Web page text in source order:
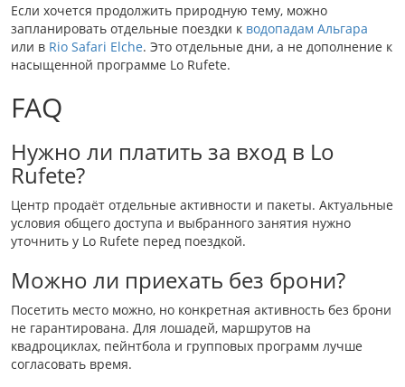
Если хочется продолжить природную тему, можно
запланировать отдельные поездки к водопадам Альгара
или в Rio Safari Elche. Это отдельные дни, а не дополнение к
насыщенной программе Lo Rufete.
FAQ
Нужно ли платить за вход в Lo
Rufete?
Центр продаёт отдельные активности и пакеты. Актуальные
условия общего доступа и выбранного занятия нужно
уточнить у Lo Rufete перед поездкой.
Можно ли приехать без брони?
Посетить место можно, но конкретная активность без брони
не гарантирована. Для лошадей, маршрутов на
квадроциклах, пейнтбола и групповых программ лучше
согласовать время.